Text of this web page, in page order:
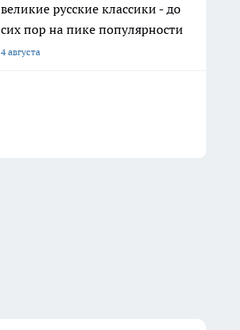
великие русские классики - до
сих пор на пике популярности
4 августа